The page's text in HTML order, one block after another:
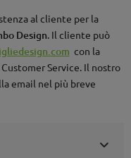
al cliente per la
Design. Il cliente può
con la
Service. Il nostro
email nel più breve